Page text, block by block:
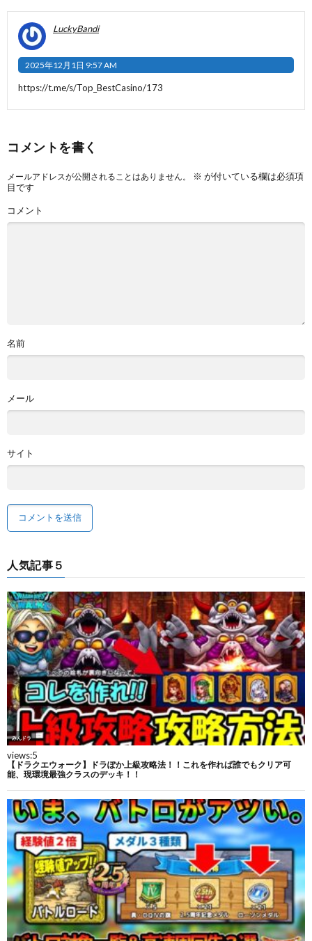
LuckyBandi
2025年12月1日 9:57 AM
https://t.me/s/Top_BestCasino/173
コメントを書く
メールアドレスが公開されることはありません。 ※ が付いている欄は必須項
目です
コメント
名前
メール
サイト
人気記事５